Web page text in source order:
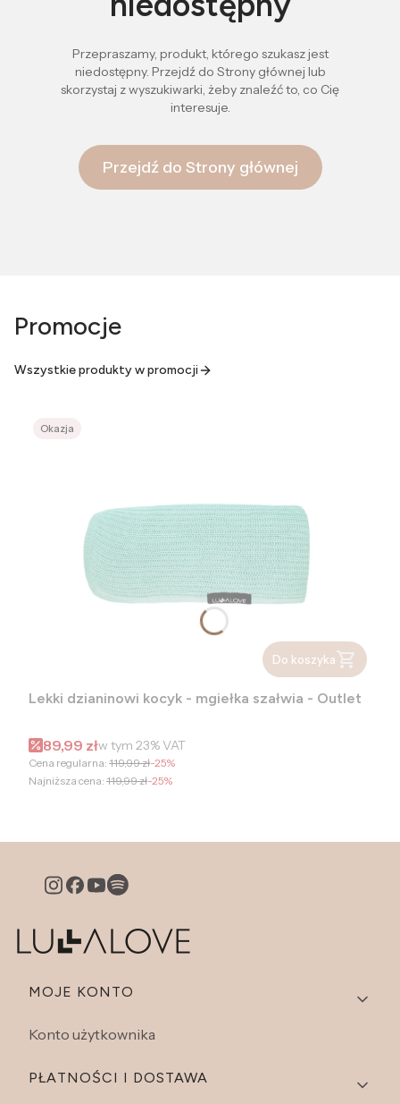
Przepraszamy, produkt, którego szukasz jest
niedostępny. Przejdź do Strony głównej lub
skorzystaj z wyszukiwarki, żeby znaleźć to, co Cię
interesuje.
Przejdź do Strony głównej
Promocje
Wszystkie produkty w promocji
Okazja
Do koszyka
Lekki dzianinowi kocyk - mgiełka szałwia - Outlet
Cena promocyjna brutto
89,99 złw tym 23%VAT
Cena regularna: 119,99 zł-25%
Najniższa cena: 119,99 zł-25%
Linki w stopce
MOJE KONTO
Konto użytkownika
PŁATNOŚCI I DOSTAWA